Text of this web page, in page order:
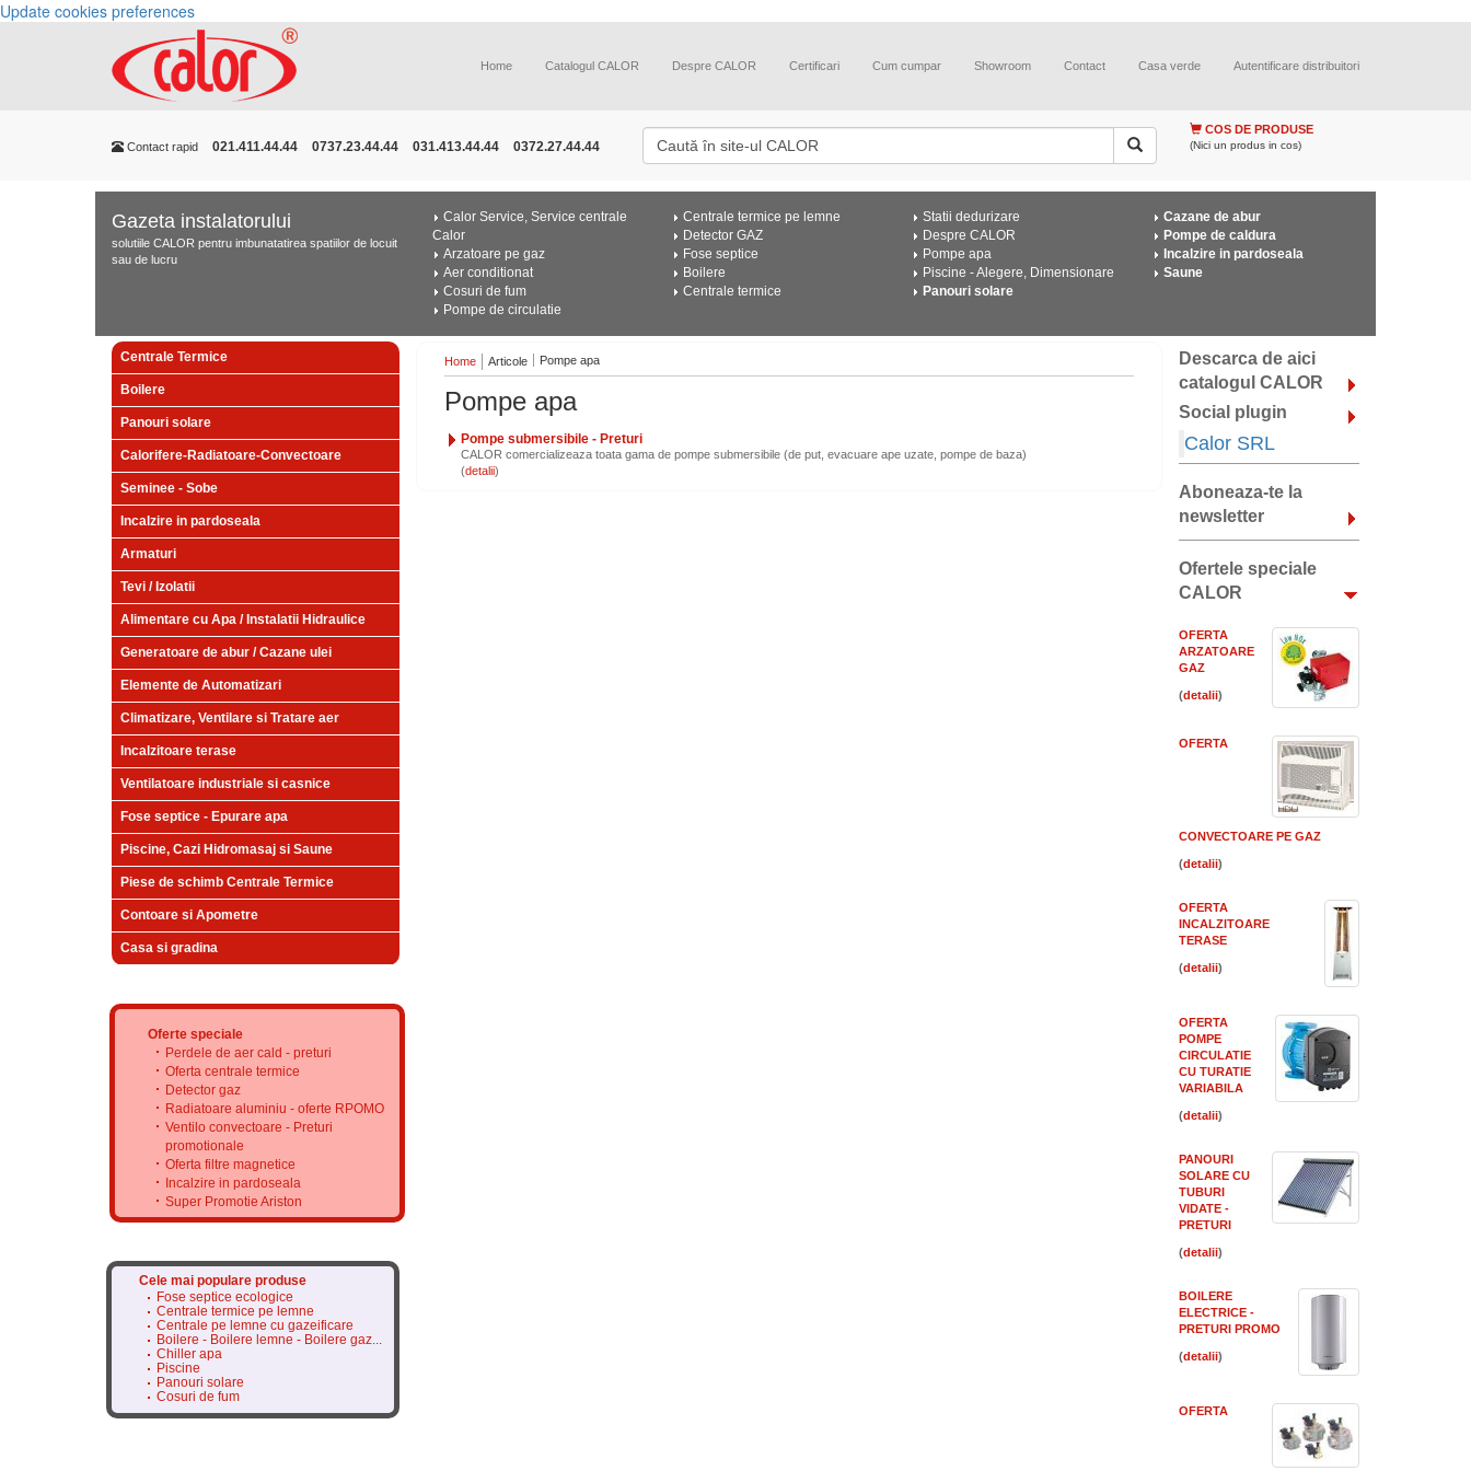
Update cookies preferences
Home Catalogul CALOR Despre CALOR Certificari Cum cumpar Showroom Contact Casa verde Autentificare distribuitori
Contact rapid 021.411.44.44 0737.23.44.44 031.413.44.44 0372.27.44.44
COS DE PRODUSE
(Nici un produs in cos)
Gazeta instalatorului
solutiile CALOR pentru imbunatatirea spatiilor de locuit
sau de lucru
Calor Service, Service centrale
Calor
Arzatoare pe gaz
Aer conditionat
Cosuri de fum
Pompe de circulatie
Centrale termice pe lemne
Detector GAZ
Fose septice
Boilere
Centrale termice
Statii dedurizare
Despre CALOR
Pompe apa
Piscine - Alegere, Dimensionare
Panouri solare
Cazane de abur
Pompe de caldura
Incalzire in pardoseala
Saune
Centrale Termice
Boilere
Panouri solare
Calorifere-Radiatoare-Convectoare
Seminee - Sobe
Incalzire in pardoseala
Armaturi
Tevi / Izolatii
Alimentare cu Apa / Instalatii Hidraulice
Generatoare de abur / Cazane ulei
Elemente de Automatizari
Climatizare, Ventilare si Tratare aer
Incalzitoare terase
Ventilatoare industriale si casnice
Fose septice - Epurare apa
Piscine, Cazi Hidromasaj si Saune
Piese de schimb Centrale Termice
Contoare si Apometre
Casa si gradina
Oferte speciale
Perdele de aer cald - preturi
Oferta centrale termice
Detector gaz
Radiatoare aluminiu - oferte RPOMO
Ventilo convectoare - Preturi
promotionale
Oferta filtre magnetice
Incalzire in pardoseala
Super Promotie Ariston
Cele mai populare produse
Fose septice ecologice
Centrale termice pe lemne
Centrale pe lemne cu gazeificare
Boilere - Boilere lemne - Boilere gaz...
Chiller apa
Piscine
Panouri solare
Cosuri de fum
Home Articole Pompe apa
Pompe apa
Pompe submersibile - Preturi
CALOR comercializeaza toata gama de pompe submersibile (de put, evacuare ape uzate, pompe de baza)
(
)
Descarca de aici
catalogul CALOR
Social plugin
Calor SRL
Aboneaza-te la
newsletter
Ofertele speciale
CALOR
OFERTA
ARZATOARE
GAZ
( )
OFERTA
CONVECTOARE PE GAZ
( )
OFERTA
INCALZITOARE
TERASE
( )
OFERTA
POMPE
CIRCULATIE
CU TURATIE
VARIABILA
( )
PANOURI
SOLARE CU
TUBURI
VIDATE -
PRETURI
( )
BOILERE
ELECTRICE -
PRETURI PROMO
( )
OFERTA